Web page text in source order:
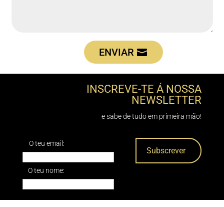
ENVIAR
INSCREVE-TE Á NOSSA
NEWSLETTER
e sabe de tudo em primeira mão!
O teu email:
O teu nome: